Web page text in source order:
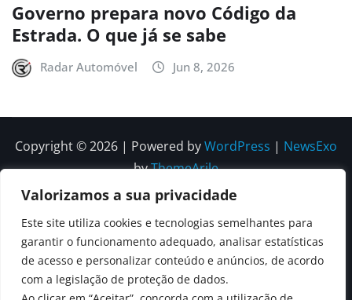
Valorizamos a sua privacidade
Este site utiliza cookies e tecnologias semelhantes para
garantir o funcionamento adequado, analisar estatísticas
de acesso e personalizar conteúdo e anúncios, de acordo
com a legislação de proteção de dados.
Governo prepara novo Código da
Estrada. O que já se sabe
Radar Automóvel Jun 8, 2026
Copyright © 2026 | Powered byWordPress | NewsExo
byThemeArile
Somos
Editorial
Privacidade
correções e
Contactos